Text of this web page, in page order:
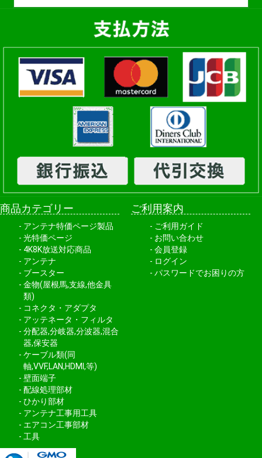
商品カテゴリー
アンテナ特価ページ製品
光特価ページ
4K8K放送対応商品
アンテナ
ブースター
金物(屋根馬,支線,他金具
類)
コネクタ・アダプタ
アッテネータ・フィルタ
分配器,分岐器,分波器,混合
器,保安器
ケーブル類(同
軸,VVF,LAN,HDMI,等)
壁面端子
配線処理部材
ひかり部材
アンテナ工事用工具
エアコン工事部材
工具
ご利用案内
ご利用ガイド
お問い合わせ
会員登録
ログイン
パスワードでお困りの方